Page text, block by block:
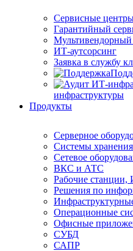
Сервисные
Гарантийный
Мультивендорный
ИТ-аутсорсинг
Заявка в службу
инфраструктуры
Продукты
Серверное
Системы
Сетевое
ВКС и АТС
Рабочие станции,
Решения по
Операционные
Офисные
СУБД
САПР